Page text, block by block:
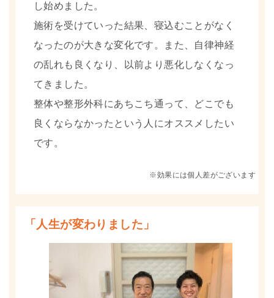
し始めました。
施術を受けていった結果、寝込むことがなく
なったのが大きな変化です。また、自律神経
の乱れも良くなり、以前より悪化しなくなっ
てきました。
整体や整形外科にあちこち通って、どこでも
良くならなかったという人にオススメしたい
です。
※効果には個人差がございます
「人生が変わりました」